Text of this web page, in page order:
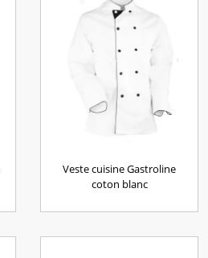
Veste cuisine Gastroline
coton blanc